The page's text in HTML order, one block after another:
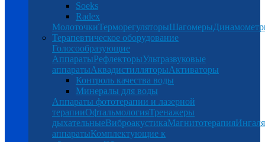
Soeks
Radex
МолоточкиТерморегуляторыШагомеры
Терапевтическое оборудование
Голосообразующие
АппаратыРефлекторыУльтразвуковые
аппаратыАквадистилляторыАктиваторы
Контроль качества воды
Минералы для воды
Аппараты фототерапии и лазерной
терапииОфтальмологияТренажеры
дыхательныеВиброакустикаМагнитотерапия
аппаратыКомплектующие к